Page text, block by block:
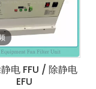
静电 FFU / 除静电
EFU